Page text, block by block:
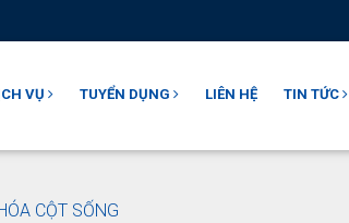
VỤ TUYỂN DỤNG LIÊN HỆ TIN TỨC
CỘT SỐNG